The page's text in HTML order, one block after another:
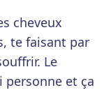
cheveux
te faisant par
Le
personne et ça